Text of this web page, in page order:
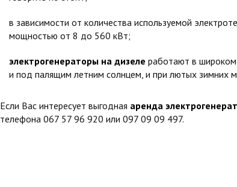
в зависимости от количества используемой
мощностью от 8 до 560 кВт;
электрогенераторы на дизеле работают в широком
и под палящим летним солнцем, и при лютых зимних
Если Вас интересует выгодная аренда
телефона 067 57 96 920 или 097 09 09 497.